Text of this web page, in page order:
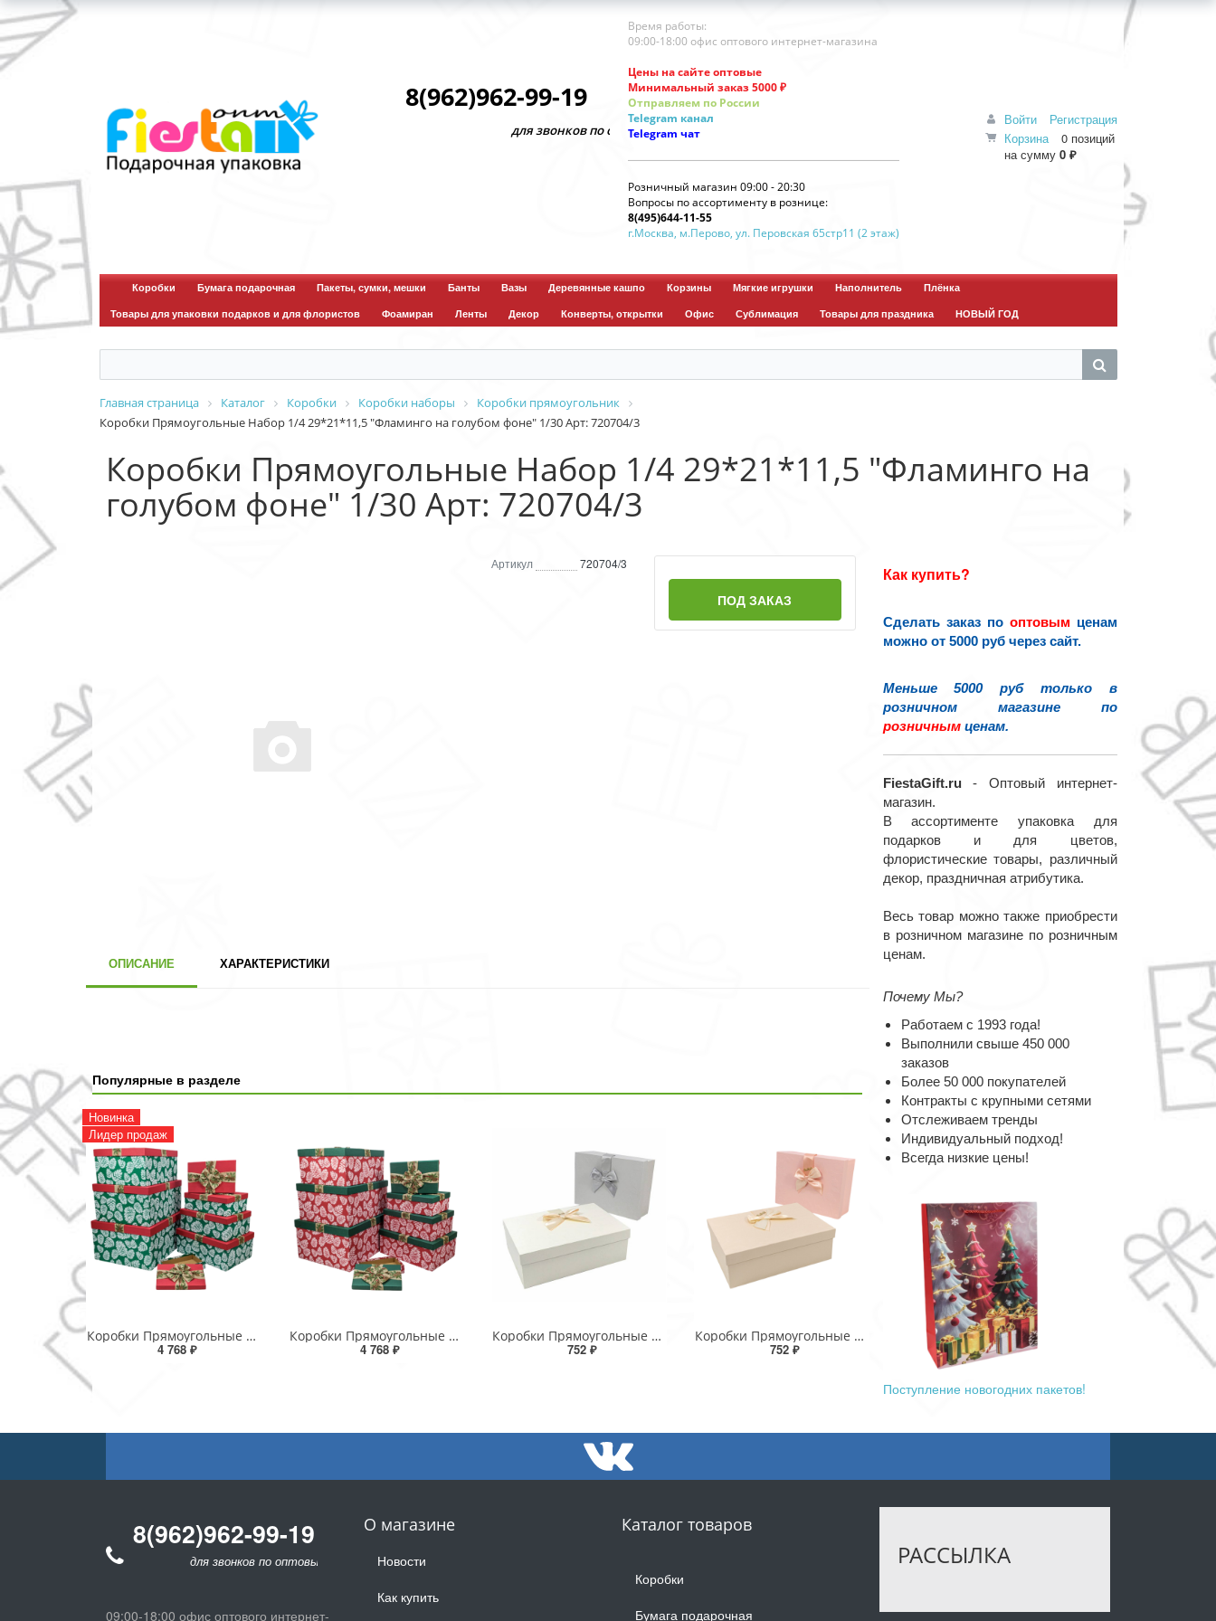
Войти
Регистрация
Корзина
0 позиций
на сумму 0 ₽
8(962)962-99-19
для звонков по оптовым заказам
Время работы:
09:00-18:00 офис оптового интернет-магазина
Цены на сайте оптовые
Минимальный заказ 5000 ₽
Отправляем по России
Telegram канал
Telegram чат
Розничный магазин 09:00 - 20:30
Вопросы по ассортименту в рознице:
8(495)644-11-55
г.Москва, м.Перово, ул. Перовская 65стр11 (2 этаж)
Коробки Бумага подарочная Пакеты, сумки, мешки Банты Вазы Деревянные кашпо Корзины Мягкие игрушки Наполнитель
Плёнка
Товары для упаковки подарков и для флористов
Фоамиран Ленты Декор Конверты, открытки Офис Сублимация Товары для праздника НОВЫЙ ГОД
Главная страница Каталог Коробки Коробки наборы
Коробки прямоугольник
Коробки Прямоугольные Набор 1/4 29*21*11,5 "Фламинго на голубом фоне" 1/30 Арт: 720704/3
Коробки Прямоугольные Набор 1/4 29*21*11,5 "Фламинго на
голубом фоне" 1/30 Арт: 720704/3
Артикул 720704/3
ПОД ЗАКАЗ
ОПИСАНИЕ ХАРАКТЕРИСТИКИ
Популярные в разделе
Новинка
Лидер продаж
Коробки Прямоугольные Набор 1/8 53*43*26 с бантом "Шишки"-1 1/1
4 768 ₽
Коробки Прямоугольные Набор 1/8 53*43*26 с бантом "Шишки"-2 1/1
4 768 ₽
Коробки Прямоугольные Набор 1/3 29*21*9,5 с бантом "Goodluck" Серый 1/24
752 ₽
Коробки Прямоугольные Набор 1/3 29*21*9,5 с бантом "Goodluck" Розовый 1/24
752 ₽
Как купить?
Сделать заказ по оптовым ценам
можно от 5000 руб через сайт.
Меньше 5000 руб только в
розничном магазине по
розничнымценам.
FiestaGift.ru- Оптовый интернет-
магазин.
В ассортименте упаковка для
подарков и для цветов,
флористические товары, различный
декор, праздничная атрибутика.
Весь товар можно также приобрести
в розничном магазине по розничным
ценам.
Почему Мы?
Работаем с 1993 года!
Выполнили свыше 450 000
заказов
Более 50 000 покупателей
Контракты с крупными сетями
Отслеживаем тренды
Индивидуальный подход!
Всегда низкие цены!
Поступление новогодних пакетов!
О магазине
Новости
Как купить
Каталог товаров
Коробки
Бумага подарочная
РАССЫЛКА
8(962)962-99-19
для звонков по оптовым заказам
09:00-18:00 офис оптового интернет-